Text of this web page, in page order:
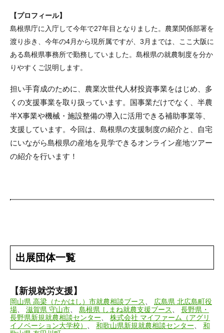
【プロフィール】
島根県庁に入庁して今年で27年目となりました。農業関係部署を
渡り歩き、今年の4月から現所属ですが、3月までは、ここ大阪に
ある島根県事務所で勤務していました。島根県の就農制度を分か
りやすくご説明します。
担い手育成のために、農業次世代人材投資事業をはじめ、多
くの支援事業を取り扱っています。国事業だけでなく、半農
半X事業や機械・施設整備の導入に活用できる補助事業等、
支援しています。今回は、島根県の支援制度の紹介と、自宅
にいながら島根県の産地を見学できるオンライン産地ツアー
の紹介を行います！
出展団体一覧
【新規就労支援】
岡山県 高梁（たかはし）市就農相談ブース
広島県 北広島町役
場
滋賀県 守山市 島根県 しまね就農支援ブース
長野県・
長野県新規就農相談センター
株式会社 マイファーム（アグリ
イノベーション大学校）
和歌山県新規就農相談センター
和